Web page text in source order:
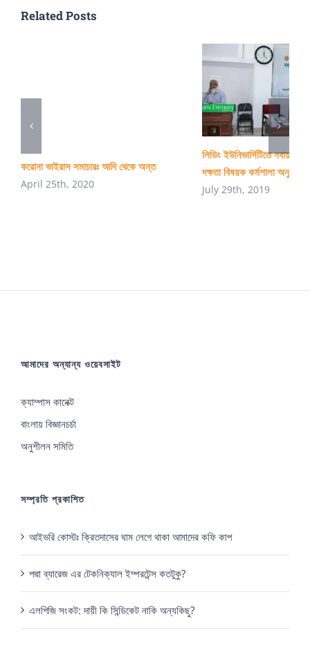
Related Posts
করোনা ভাইরাস সমাচারঃ আদি থেকে অন্ত
April 25th, 2020
লিডিং ইউনিভার্সিটিতে
দক্ষতা বিষয়ক কর্মশালা অনুষ্ঠিত
July 29th, 2019
আমাদের অন্যান্য ওয়েবসাইট
ক্যাম্পাস কানেক্ট
বাংলায় বিজ্ঞানচর্চা
অনুশীলন সমিতি
সম্প্রতি প্রকাশিত
আইভরি কোস্টঃ ক্রিতদাসের ঘাম লেগে থাকা আমাদের কফি কাপ
পদ্মা ব্যারেজ এর টেকনিক্যাল ইম্পরটেন্স কতটুকু?
এলপিজি সংকট: দায়ী কি সিন্ডিকেট নাকি অন্যকিছু?